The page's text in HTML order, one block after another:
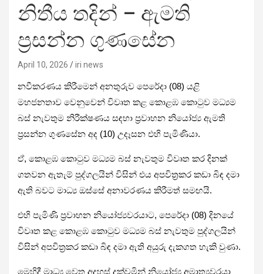
නිතීය තදින් – ඇමති
ප්‍රසන්න ගුණසේන
April 10, 2026 iri news
නවීකරණය කිරීමෙන් අනතුරුව පෙරේදා (08) යළි
මහජනතාව වෙනුවෙන් විවෘත කළ කොළඹ කොටුව මධ්‍යම
බස් නැවතුම නිරීක්ෂණය සඳහා ප්‍රවාහන නියෝජ්‍ය ඇමති
ප්‍රසන්න ගුණසේන අද (10) උදෑසන එහි පැමිණියා.
ඒ, කොළඹ කොටුව මධ්‍යම බස් නැවතුම විවෘත කර දිනක්
ගතවන ඇතැම් පුද්ගලයින් විසින් එය අපවිත්‍රකර කඩා බිඳ දමා
ඇති බවට මාධ්‍ය ඔස්සේ අනාවරණය කිරීමත් සමඟයි.
එහි පැමිණි ප්‍රවාහන නියෝජ්‍යවරයාට, පෙරේදා (08) දිනයේ
විවෘත කළ කොළඹ කොටුව මධ්‍යම බස් නැවතුම පුද්ගලයින්
විසින් අපවිත්‍රකර කඩා බිඳ දමා ඇති අයුරු දැකගත හැකි වුණා.
මෙහිදී මාධ්‍ය වෙත අදහස් දක්වමින් නියෝජ්‍ය අමාත්‍යවරයා